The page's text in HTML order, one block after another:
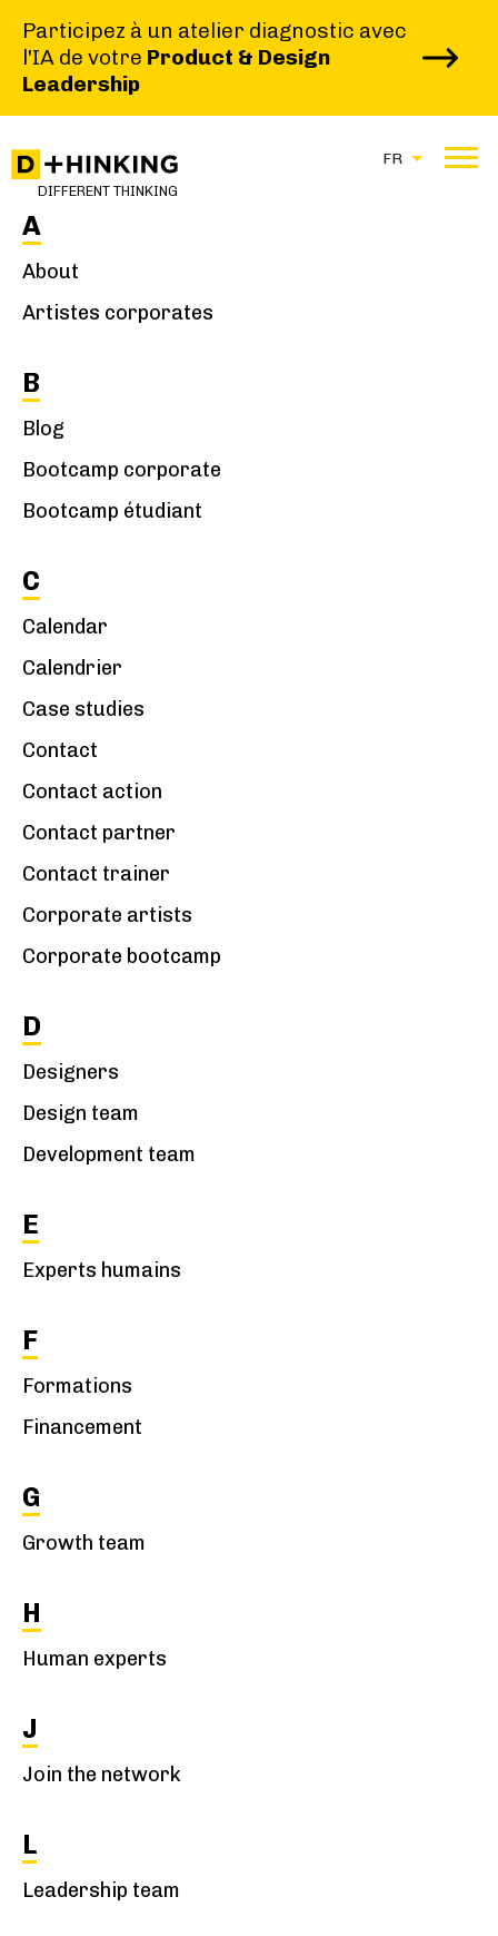
Participez à un atelier diagnostic avec
l'IA de votre Product & Design
Leadership
DIFFERENT THINKING
FR
Home
A
About
Artistes corporates
B
Blog
Bootcamp corporate
Bootcamp étudiant
C
Calendar
Calendrier
Case studies
Contact
Contact action
Contact partner
Contact trainer
Corporate artists
Corporate bootcamp
D
Designers
Design team
Development team
E
Experts humains
F
Formations
Financement
G
Growth team
H
Human experts
J
Join the network
L
Leadership team